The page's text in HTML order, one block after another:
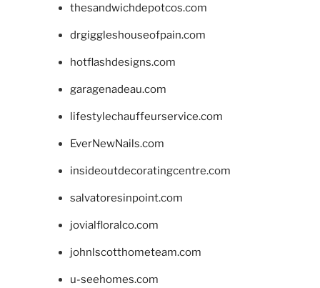
thesandwichdepotcos.com
drgiggleshouseofpain.com
hotflashdesigns.com
garagenadeau.com
lifestylechauffeurservice.com
EverNewNails.com
insideoutdecoratingcentre.com
salvatoresinpoint.com
jovialfloralco.com
johnlscotthometeam.com
u-seehomes.com